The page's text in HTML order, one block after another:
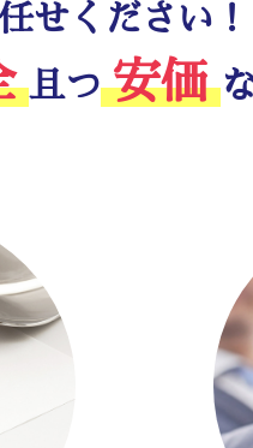
せください！
且つ 安価